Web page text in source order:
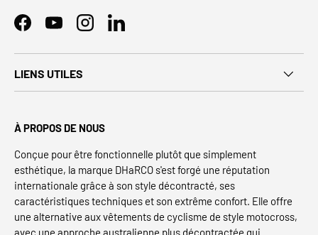
FacebookYouTubeInstagramLinkedIn
LIENS UTILES
À PROPOS DE NOUS
Conçue pour être fonctionnelle plutôt que simplement
esthétique, la marque DHaRCO s'est forgé une réputation
internationale grâce à son style décontracté, ses
caractéristiques techniques et son extrême confort. Elle offre
une alternative aux vêtements de cyclisme de style motocross,
avec une approche australienne plus décontractée qui